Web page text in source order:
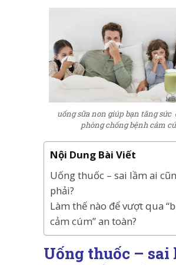
uống sữa non giúp bạn tăng sức
phòng chống bệnh cảm
Nội Dung Bài Viết
Uống thuốc – sai lầm ai
phải?
Làm thế nào để vượt qua
cảm cúm” an toàn?
Uống thuốc – sai